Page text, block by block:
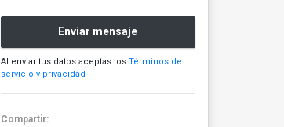
Enviar mensaje
Al enviar tus datos aceptas los Términos de
servicio y privacidad
Compartir: